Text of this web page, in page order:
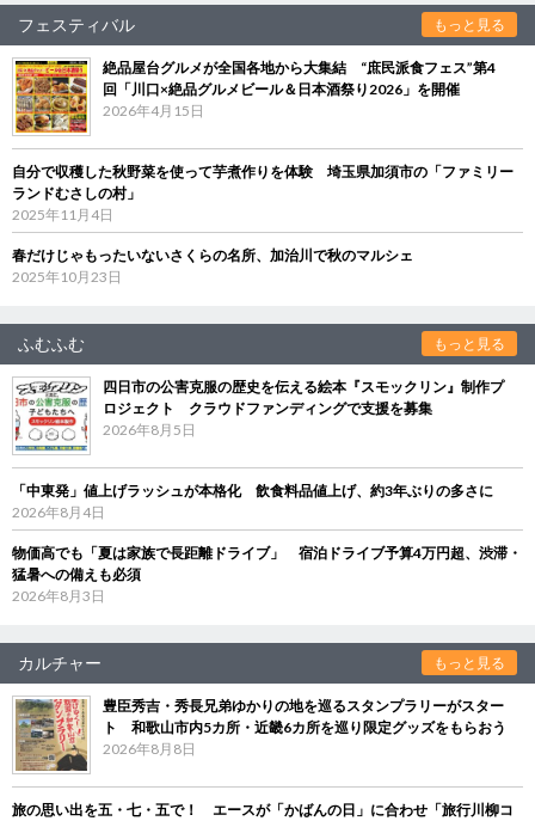
フェスティバル もっと見る
絶品屋台グルメが全国各地から大集結 “庶民派食フェス”第4
回「川口×絶品グルメビール＆日本酒祭り2026」を開催
2026年4月15日
自分で収穫した秋野菜を使って芋煮作りを体験 埼玉県加須市の「ファミリー
ランドむさしの村」
2025年11月4日
春だけじゃもったいないさくらの名所、加治川で秋のマルシェ
2025年10月23日
ふむふむ もっと見る
四日市の公害克服の歴史を伝える絵本『スモックリン』制作プ
ロジェクト クラウドファンディングで支援を募集
2026年8月5日
「中東発」値上げラッシュが本格化 飲食料品値上げ、約3年ぶりの多さに
2026年8月4日
物価高でも「夏は家族で長距離ドライブ」 宿泊ドライブ予算4万円超、渋滞・
猛暑への備えも必須
2026年8月3日
カルチャー もっと見る
豊臣秀吉・秀長兄弟ゆかりの地を巡るスタンプラリーがスター
ト 和歌山市内5カ所・近畿6カ所を巡り限定グッズをもらおう
2026年8月8日
旅の思い出を五・七・五で！ エースが「かばんの日」に合わせ「旅行川柳コ